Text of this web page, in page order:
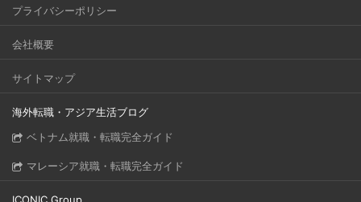
プライバシーポリシー
会社概要
サイトマップ
海外転職・アジア生活ブログ
ベトナム就職・転職完全ガイド
マレーシア就職・転職完全ガイド